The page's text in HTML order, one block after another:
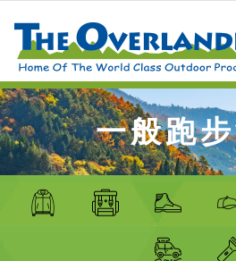
一般跑